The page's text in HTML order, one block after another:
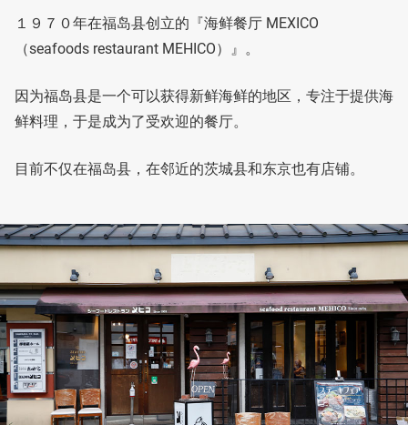
１９７０年在福岛县创立的『海鲜餐厅 MEXICO
（seafoods restaurant MEHICO）』。
因为福岛县是一个可以获得新鲜海鲜的地区，专注于提供海
鲜料理，于是成为了受欢迎的餐厅。
目前不仅在福岛县，在邻近的茨城县和东京也有店铺。